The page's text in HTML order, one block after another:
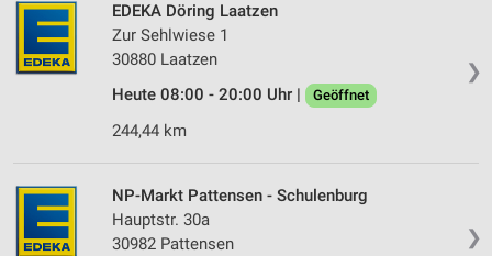
❯
EDEKA Döring Laatzen
Zur Sehlwiese 1
30880 Laatzen
Heute 08:00 - 20:00 Uhr |
Geöffnet
244,44 km
❯
NP-Markt Pattensen - Schulenburg
Hauptstr. 30a
30982 Pattensen